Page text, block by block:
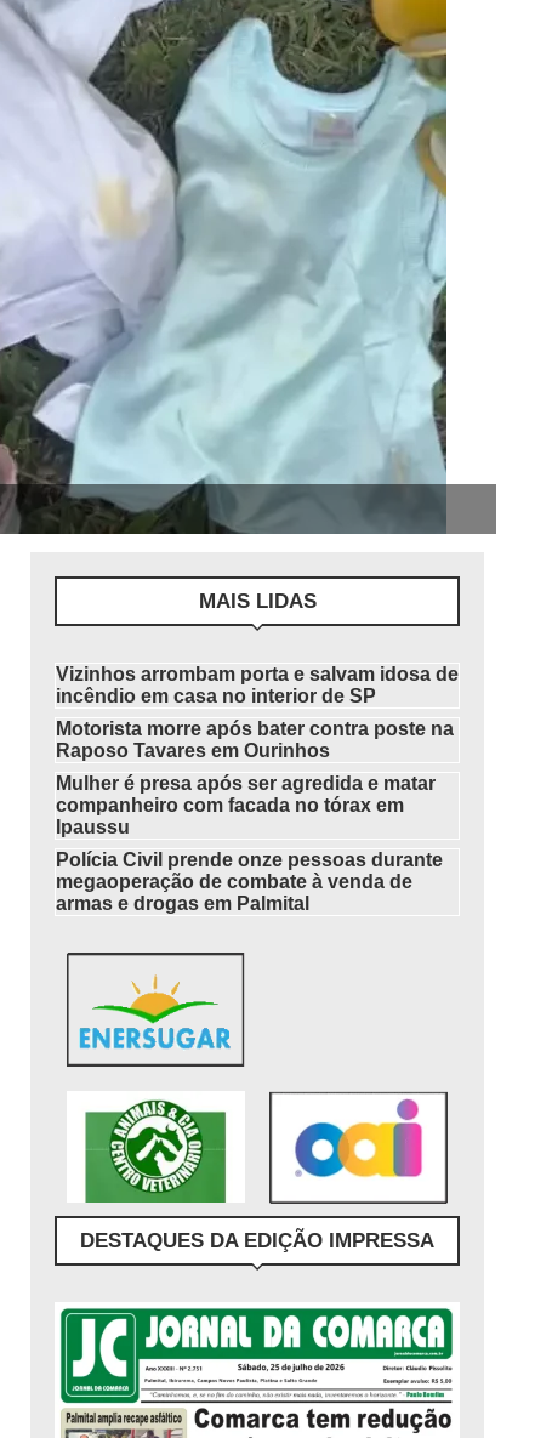
MAIS LIDAS
Vizinhos arrombam porta e salvam idosa de
incêndio em casa no interior de SP
Motorista morre após bater contra poste na
Raposo Tavares em Ourinhos
Mulher é presa após ser agredida e matar
companheiro com facada no tórax em
Ipaussu
Polícia Civil prende onze pessoas durante
megaoperação de combate à venda de
armas e drogas em Palmital
DESTAQUES DA EDIÇÃO IMPRESSA